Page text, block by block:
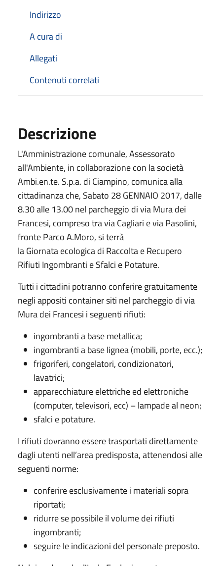
Indirizzo
A cura di
Allegati
Contenuti correlati
Descrizione
L'Amministrazione comunale, Assessorato
all'Ambiente, in collaborazione con la società
Ambi.en.te. S.p.a. di Ciampino, comunica alla
cittadinanza che, Sabato 28 GENNAIO 2017, dalle
8.30 alle 13.00 nel parcheggio di via Mura dei
Francesi, compreso tra via Cagliari e via Pasolini,
fronte Parco A.Moro, si terrà
la Giornata ecologica di Raccolta e Recupero
Rifiuti Ingombranti e Sfalci e Potature.
Tutti i cittadini potranno conferire gratuitamente
negli appositi container siti nel parcheggio di via
Mura dei Francesi i seguenti rifiuti:
ingombranti a base metallica;
ingombranti a base lignea (mobili, porte, ecc.);
frigoriferi, congelatori, condizionatori,
lavatrici;
apparecchiature elettriche ed elettroniche
(computer, televisori, ecc) – lampade al neon;
sfalci e potature.
I rifiuti dovranno essere trasportati direttamente
dagli utenti nell’area predisposta, attenendosi alle
seguenti norme:
conferire esclusivamente i materiali sopra
riportati;
ridurre se possibile il volume dei rifiuti
ingombranti;
seguire le indicazioni del personale preposto.